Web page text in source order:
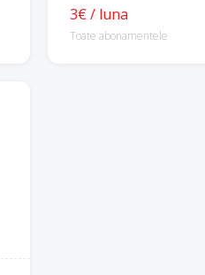
3€ / luna
Toate abonamentele